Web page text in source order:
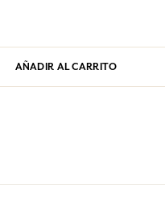
AÑADIR AL CARRITO